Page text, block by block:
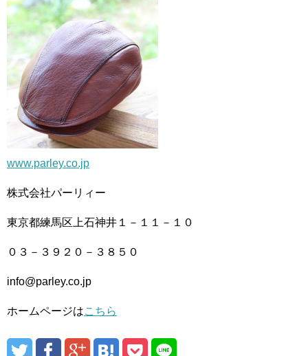
www.parley.co.jp
株式会社パーリィー
東京都練馬区上石神井１－１１－１０
０３－３９２０－３８５０
info@parley.co.jp
ホームページはこちら